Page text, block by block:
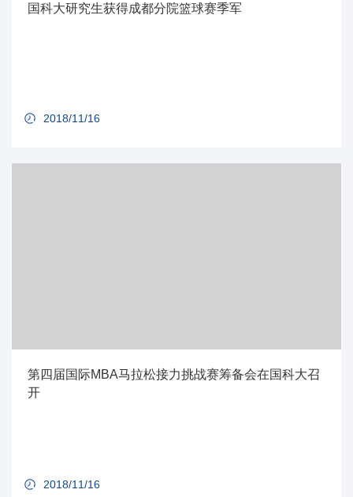
国科大研究生获得成都分院篮球赛季军
2018/11/16
第四届国际MBA马拉松接力挑战赛筹备会在国科大召
开
2018/11/16